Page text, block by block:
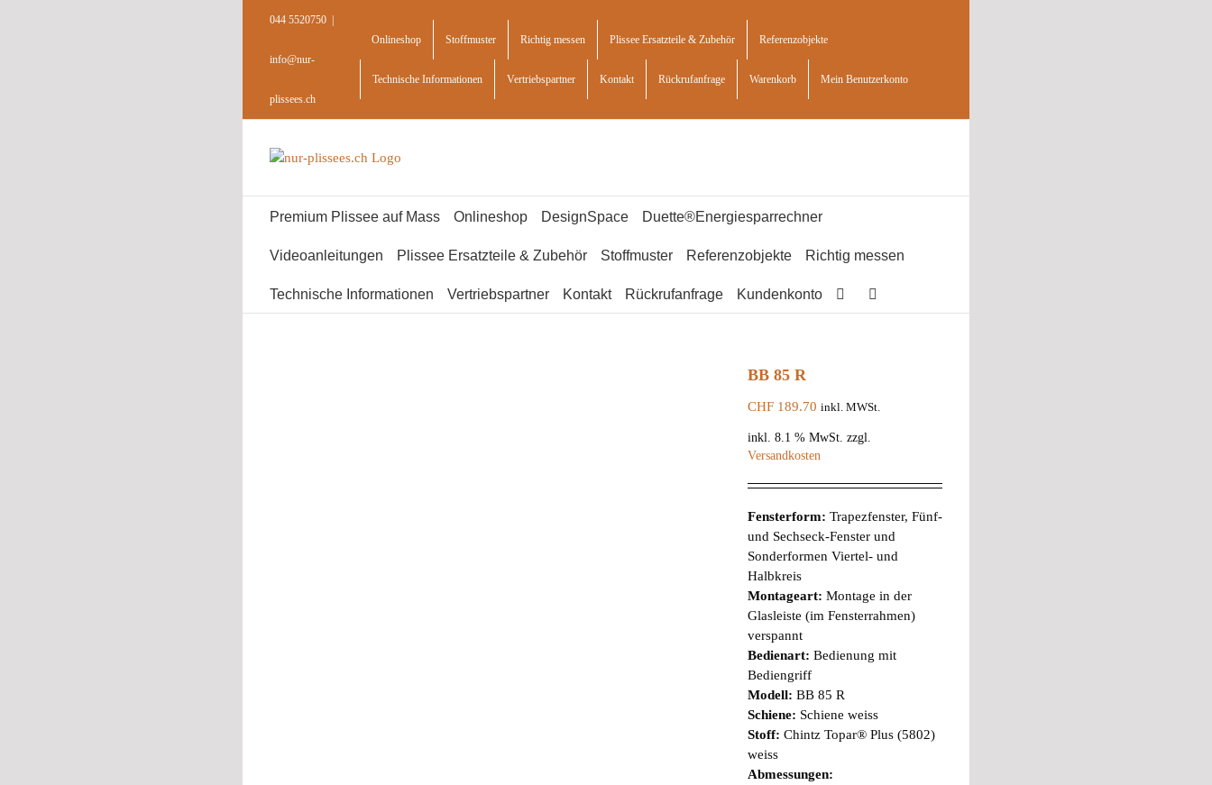
044 5520750
info@nur-
plissees.ch
Onlineshop Stoffmuster Richtig messen Plissee Ersatzteile & Zubehör Referenzobjekte
Technische Informationen Vertriebspartner Kontakt Rückrufanfrage Warenkorb Mein Benutzerkonto
Premium Plissee auf Mass Onlineshop DesignSpace Duette®Energiesparrechner
Videoanleitungen Plissee Ersatzteile & Zubehör Stoffmuster Referenzobjekte Richtig messen
Technische Informationen Vertriebspartner Kontakt Rückrufanfrage Kundenkonto
BB 85 R
CHF189.70 inkl. MWSt.
inkl. 8.1 % MwSt. zzgl.
Versandkosten
Fensterform: Trapezfenster, Fünf-
und Sechseck-Fenster und
Sonderformen Viertel- und
Halbkreis
Montageart: Montage in der
Glasleiste (im Fensterrahmen)
verspannt
Bedienart: Bedienung mit
Bediengriff
Modell: BB 85 R
Schiene: Schiene weiss
Stoff: Chintz Topar® Plus (5802)
weiss
Abmessungen: